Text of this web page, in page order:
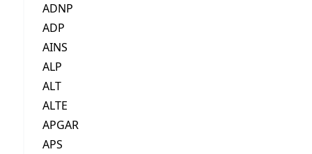
ADNP
ADP
AINS
ALP
ALT
ALTE
APGAR
APS